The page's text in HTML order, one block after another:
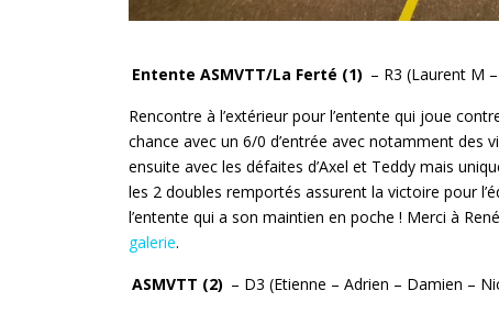
Entente ASMVTT/La Ferté (1) – R3 (Laurent M
Rencontre à l’extérieur pour l’entente qui joue
chance avec un 6/0 d’entrée avec notamment
ensuite avec les défaites d’Axel et Teddy mais
les 2 doubles remportés assurent la victoire pour
l’entente qui a son maintien en poche ! Merci à
galerie.
ASMVTT (2) – D3 (Etienne – Adrien – Damien –